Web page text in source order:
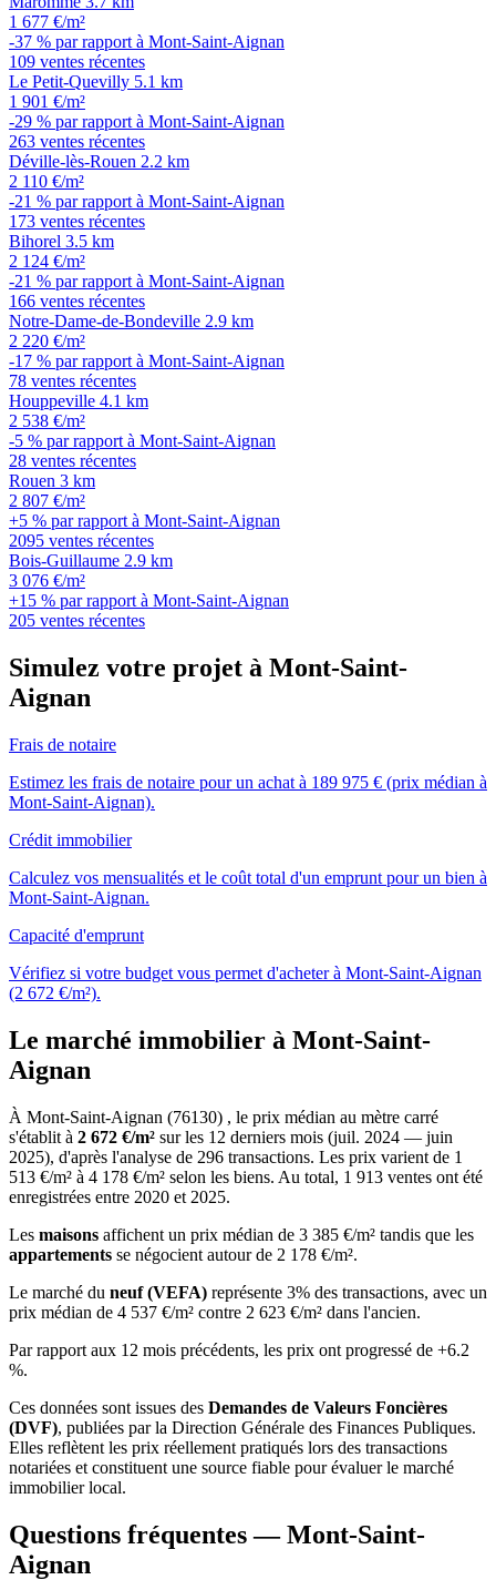
1 677 €/m²
-37 % par rapport à Mont-Saint-Aignan
109 ventes récentes
Le Petit-Quevilly 5.1 km
1 901 €/m²
-29 % par rapport à Mont-Saint-Aignan
263 ventes récentes
Déville-lès-Rouen 2.2 km
2 110 €/m²
-21 % par rapport à Mont-Saint-Aignan
173 ventes récentes
Bihorel 3.5 km
2 124 €/m²
-21 % par rapport à Mont-Saint-Aignan
166 ventes récentes
Notre-Dame-de-Bondeville 2.9 km
2 220 €/m²
-17 % par rapport à Mont-Saint-Aignan
78 ventes récentes
Houppeville 4.1 km
2 538 €/m²
-5 % par rapport à Mont-Saint-Aignan
28 ventes récentes
Rouen 3 km
2 807 €/m²
+5 % par rapport à Mont-Saint-Aignan
2095 ventes récentes
Bois-Guillaume 2.9 km
3 076 €/m²
+15 % par rapport à Mont-Saint-Aignan
205 ventes récentes
Simulez votre projet à Mont-Saint-
Aignan
Frais de notaire
Estimez les frais de notaire pour un achat à 189 975 € (prix médian à
Mont-Saint-Aignan).
Crédit immobilier
Calculez vos mensualités et le coût total d'un emprunt pour un bien à
Mont-Saint-Aignan.
Capacité d'emprunt
Vérifiez si votre budget vous permet d'acheter à Mont-Saint-Aignan
(2 672 €/m²).
Le marché immobilier à Mont-Saint-
Aignan
À Mont-Saint-Aignan (76130) , le prix médian au mètre carré
s'établit à 2 672 €/m² sur les 12 derniers mois (juil. 2024 — juin
2025), d'après l'analyse de 296 transactions. Les prix varient de 1
513 €/m² à 4 178 €/m² selon les biens. Au total, 1 913 ventes ont été
enregistrées entre 2020 et 2025.
Les maisons affichent un prix médian de 3 385 €/m² tandis que les
appartements se négocient autour de 2 178 €/m².
Le marché du neuf (VEFA) représente 3% des transactions, avec un
prix médian de 4 537 €/m² contre 2 623 €/m² dans l'ancien.
Par rapport aux 12 mois précédents, les prix ont progressé de +6.2
%.
Ces données sont issues des Demandes de Valeurs Foncières
(DVF), publiées par la Direction Générale des Finances Publiques.
Elles reflètent les prix réellement pratiqués lors des transactions
notariées et constituent une source fiable pour évaluer le marché
immobilier local.
Questions fréquentes — Mont-Saint-
Aignan